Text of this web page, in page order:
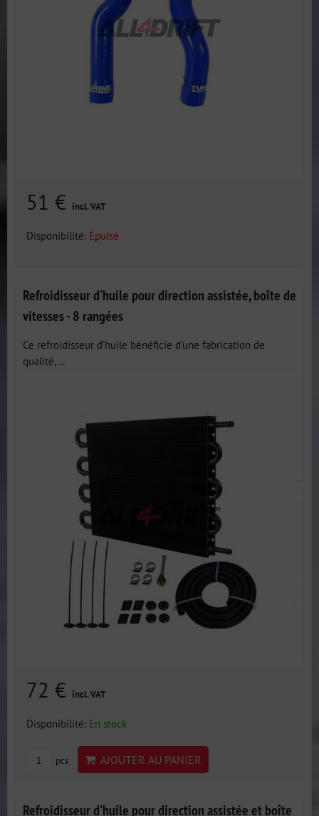
51 € incl. VAT
Disponibilité: Épuisé
Refroidisseur d'huile pour direction assistée, boîte de
vitesses - 8 rangées
Ce refroidisseur d'huile bénéficie d'une fabrication de
qualité,...
72 € incl. VAT
Disponibilité: En stock
pcs AJOUTER AU PANIER
Refroidisseur d'huile pour direction assistée et boîte